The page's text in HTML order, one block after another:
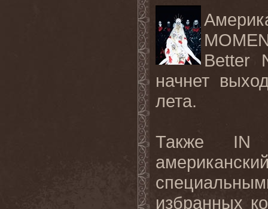
Better
начнет
лета.
Также IN
избранных